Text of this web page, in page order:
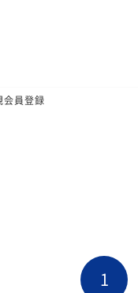
会員登録
1